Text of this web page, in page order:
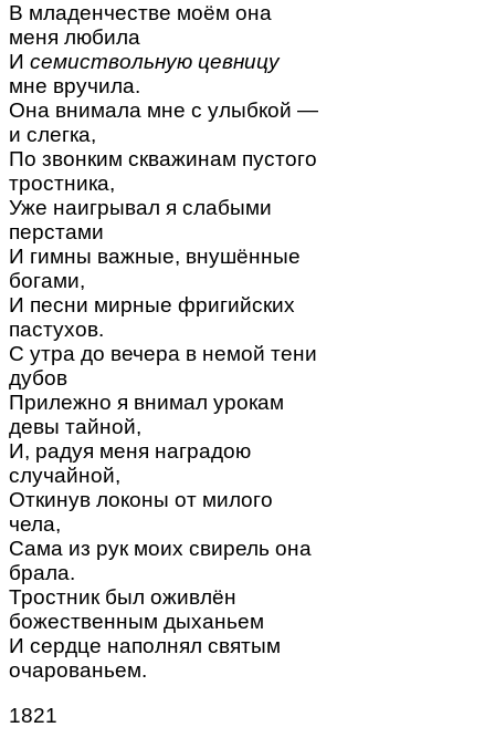
В младенчестве моём она
меня любила
И семиствольную цевницу
мне вручила.
Она внимала мне с улыбкой —
и слегка,
По звонким скважинам пустого
тростника,
Уже наигрывал я слабыми
перстами
И гимны важные, внушённые
богами,
И песни мирные фригийских
пастухов.
С утра до вечера в немой тени
дубов
Прилежно я внимал урокам
девы тайной,
И, радуя меня наградою
случайной,
Откинув локоны от милого
чела,
Сама из рук моих свирель она
брала.
Тростник был оживлён
божественным дыханьем
И сердце наполнял святым
очарованьем.
1821